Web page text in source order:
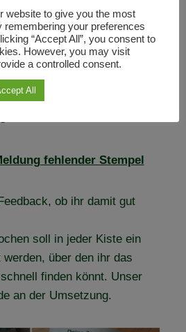
nun eine Möglichkeit
ganz schnell und
Stempel(-kissen)
informieren könnt.
fehlender Stempel
ob ihr damit gut
soll in jeder Kiste ein
über den ihr das
finden könnt. Unser
an der Umsetzung.
website to give you the most
remembering your preferences
“Accept All”, you consent to
However, you may visit
a controlled consent.
All